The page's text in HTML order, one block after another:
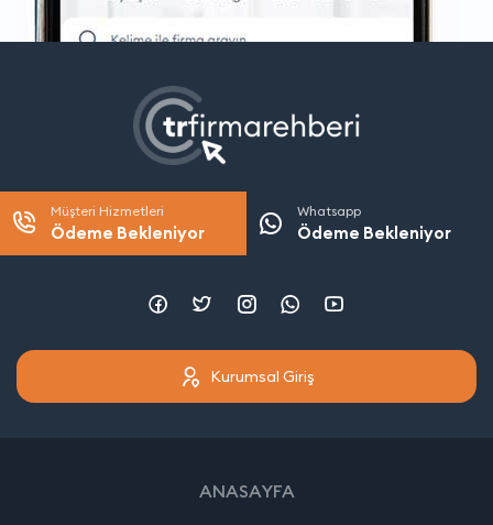
Müşteri Hizmetleri
Ödeme Bekleniyor
Whatsapp
Ödeme Bekleniyor
Kurumsal Giriş
ANASAYFA